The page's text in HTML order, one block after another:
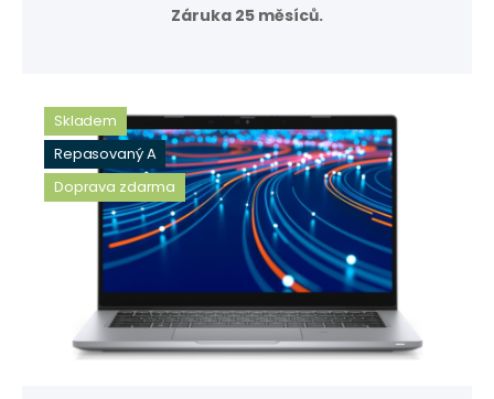
Záruka 25 měsíců.
Skladem
Repasovaný A
Doprava zdarma